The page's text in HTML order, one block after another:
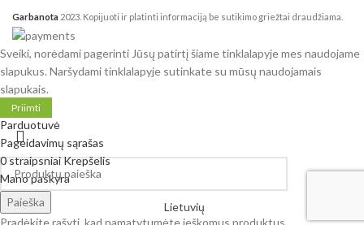
Garbanota 2023. Kopijuoti ir platinti informaciją be sutikimo griežtai draudžiama.
Sveiki, norėdami pagerinti Jūsų patirtį šiame tinklalapyje mes naudojame
slapukus. Naršydami tinklalapyje sutinkate su mūsų naudojamais
slapukais.
Priimti
Paieška
Pradėkite rašyti, kad pamatytumėte ieškomus produktus.
Parduotuvė
Pageidavimų sąrašas
0straipsniaiKrepšelis
Mano paskyra
Lietuvių